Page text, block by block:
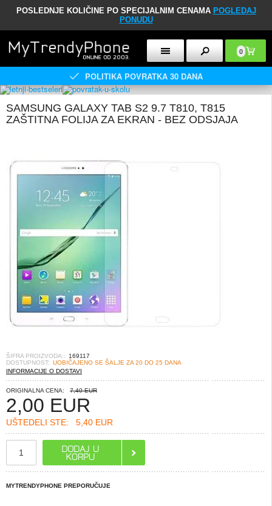
POSLEDNJE KOLIČINE PO SPECIJALNIM CENAMA POGLEDAJ
PONUDU
0
POLITIKA POVRATKA 30 DANA
SAMSUNG GALAXY TAB S2 9.7 T810, T815
ZAŠTITNA FOLIJA ZA EKRAN - BEZ ODSJAJA
ŠIFRA PROIZVODA::
169117
DOSTUPNOST: UOBIČAJENO SE ŠALJE ZA 20 DO 25 DANA
INFORMACIJE O DOSTAVI
ORIGINALNA CENA: 7,40 EUR
2,00 EUR
UŠTEDELI STE: 5,40 EUR
MYTRENDYPHONE PREPORUČUJE